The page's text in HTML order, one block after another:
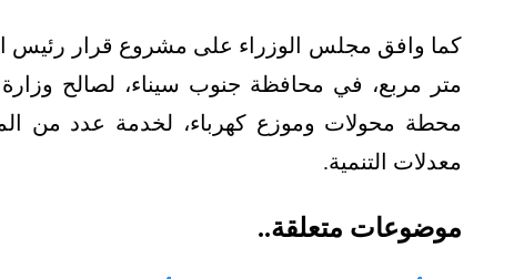
متر مربع، في محافظة جنوب سيناء، لصالح وزارة
محطة محولات وموزع كهرباء، لخدمة عدد من
معدلات التنمية.
موضوعات متعلقة..